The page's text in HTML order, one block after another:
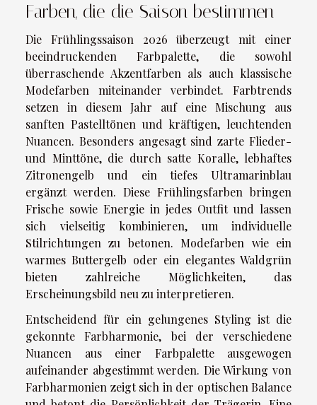
Farben, die die Saison bestimmen
Die Frühlingssaison 2026 überzeugt mit einer
beeindruckenden Farbpalette, die sowohl
überraschende Akzentfarben als auch klassische
Modefarben miteinander verbindet. Farbtrends
setzen in diesem Jahr auf eine Mischung aus
sanften Pastelltönen und kräftigen, leuchtenden
Nuancen. Besonders angesagt sind zarte Flieder-
und Minttöne, die durch satte Koralle, lebhaftes
Zitronengelb und ein tiefes Ultramarinblau
ergänzt werden. Diese Frühlingsfarben bringen
Frische sowie Energie in jedes Outfit und lassen
sich vielseitig kombinieren, um individuelle
Stilrichtungen zu betonen. Modefarben wie ein
warmes Buttergelb oder ein elegantes Waldgrün
bieten zahlreiche Möglichkeiten, das
Erscheinungsbild neu zu interpretieren.
Entscheidend für ein gelungenes Styling ist die
gekonnte Farbharmonie, bei der verschiedene
Nuancen aus einer Farbpalette ausgewogen
aufeinander abgestimmt werden. Die Wirkung von
Farbharmonien zeigt sich in der optischen Balance